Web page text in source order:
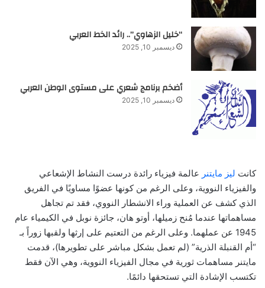
“خليل الزهاوي”.. رائد الخط العربي
ديسمبر 10, 2025
أضخم برنامج شعري على مستوى الوطن العربي
ديسمبر 10, 2025
كانت ليز مايتنر عالمة فيزياء رائدة درست النشاط الإشعاعي
والفيزياء النووية، وعلى الرغم من كونها عضوًا مساويًا في الفريق
الذي كشف عن العملية وراء الانشطار النووي، فقد تم تجاهل
مساهماتها عندما مُنح زميلها، أوتو هان، جائزة نوبل في الكيمياء عام
1945 عن عملهما. وعلى الرغم من التعتيم على إرثها ولقبها زوراً بـ
“أم القنبلة الذرية” (لم تعمل بشكل مباشر على تطويرها)، قدمت
مايتنر مساهمات ثورية في مجال الفيزياء النووية، وهي الآن فقط
تكتسب الإشادة التي تستحقها دائمًا.